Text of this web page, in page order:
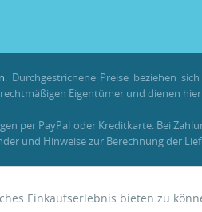
. Durchgestrichene Preise beziehen
Eigentümer und dienen
per PayPal oder Kreditkarte. Bei
und Hinweise zur Berechnung der
Einkaufserlebnis bieten zu